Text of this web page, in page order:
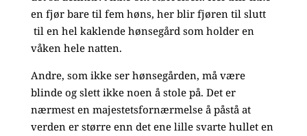
en fjør bare til fem høns, her blir fjøren til slutt
til en hel kaklende hønsegård som holder en
våken hele natten.
Andre, som ikke ser hønsegården, må være
blinde og slett ikke noen å stole på. Det er
nærmest en majestetsfornærmelse å påstå at
verden er større enn det ene lille svarte hullet en